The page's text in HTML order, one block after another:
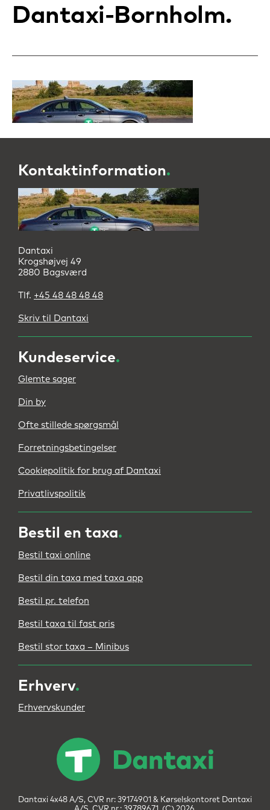
Dantaxi-Bornholm
Kontaktinformation.
Dantaxi
Krogshøjvej 49
2880 Bagsværd
Tlf. +45 48 48 48 48
Skriv til Dantaxi
Kundeservice.
Glemte sager
Din by
Ofte stillede spørgsmål
Forretningsbetingelser
Cookiepolitik for brug af Dantaxi
Privatlivspolitik
Bestil en taxa.
Bestil taxi online
Bestil din taxa med taxa app
Bestil pr. telefon
Bestil taxa til fast pris
Bestil stor taxa – Minibus
Erhverv.
Erhvervskunder
Dantaxi 4x48 A/S, CVR nr: 39174901 & Kørselskontoret Dantaxi